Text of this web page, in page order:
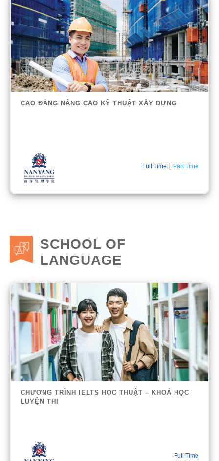
CAO ĐẲNG NÂNG CAO KỸ THUẬT XÂY DỰNG
Full Time | Part Time
SCHOOL OF
LANGUAGE
CHƯƠNG TRÌNH IELTS HỌC THUẬT – KHOÁ HỌC
LUYỆN THI
Full Time